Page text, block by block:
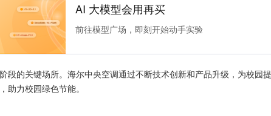
AI 大模型会用再买
前往模型广场，即刻开始动手实验
段的关键场所。海尔中央空调通过不断技术创新和产品升级，为校园
助力校园绿色节能。